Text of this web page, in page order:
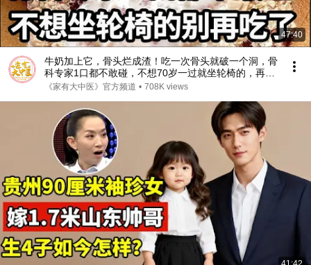
47:40
牛奶加上它，骨头烂成渣！吃一次骨头就破一个洞，骨
科专家1口都不敢碰，不想70岁一过就坐轮椅的，再喜
欢都要忌口！【家庭大医生】
《家有大中医》官方频道 • 708K views